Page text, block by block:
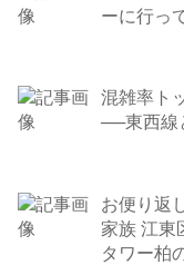
ーに行っ
混雑率ト
──東西線
お便り返
家族 江東
タワー柏